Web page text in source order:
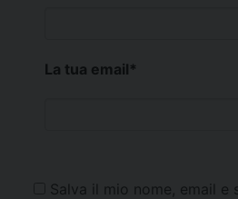
La tua email*
Salva il mio nome, email e